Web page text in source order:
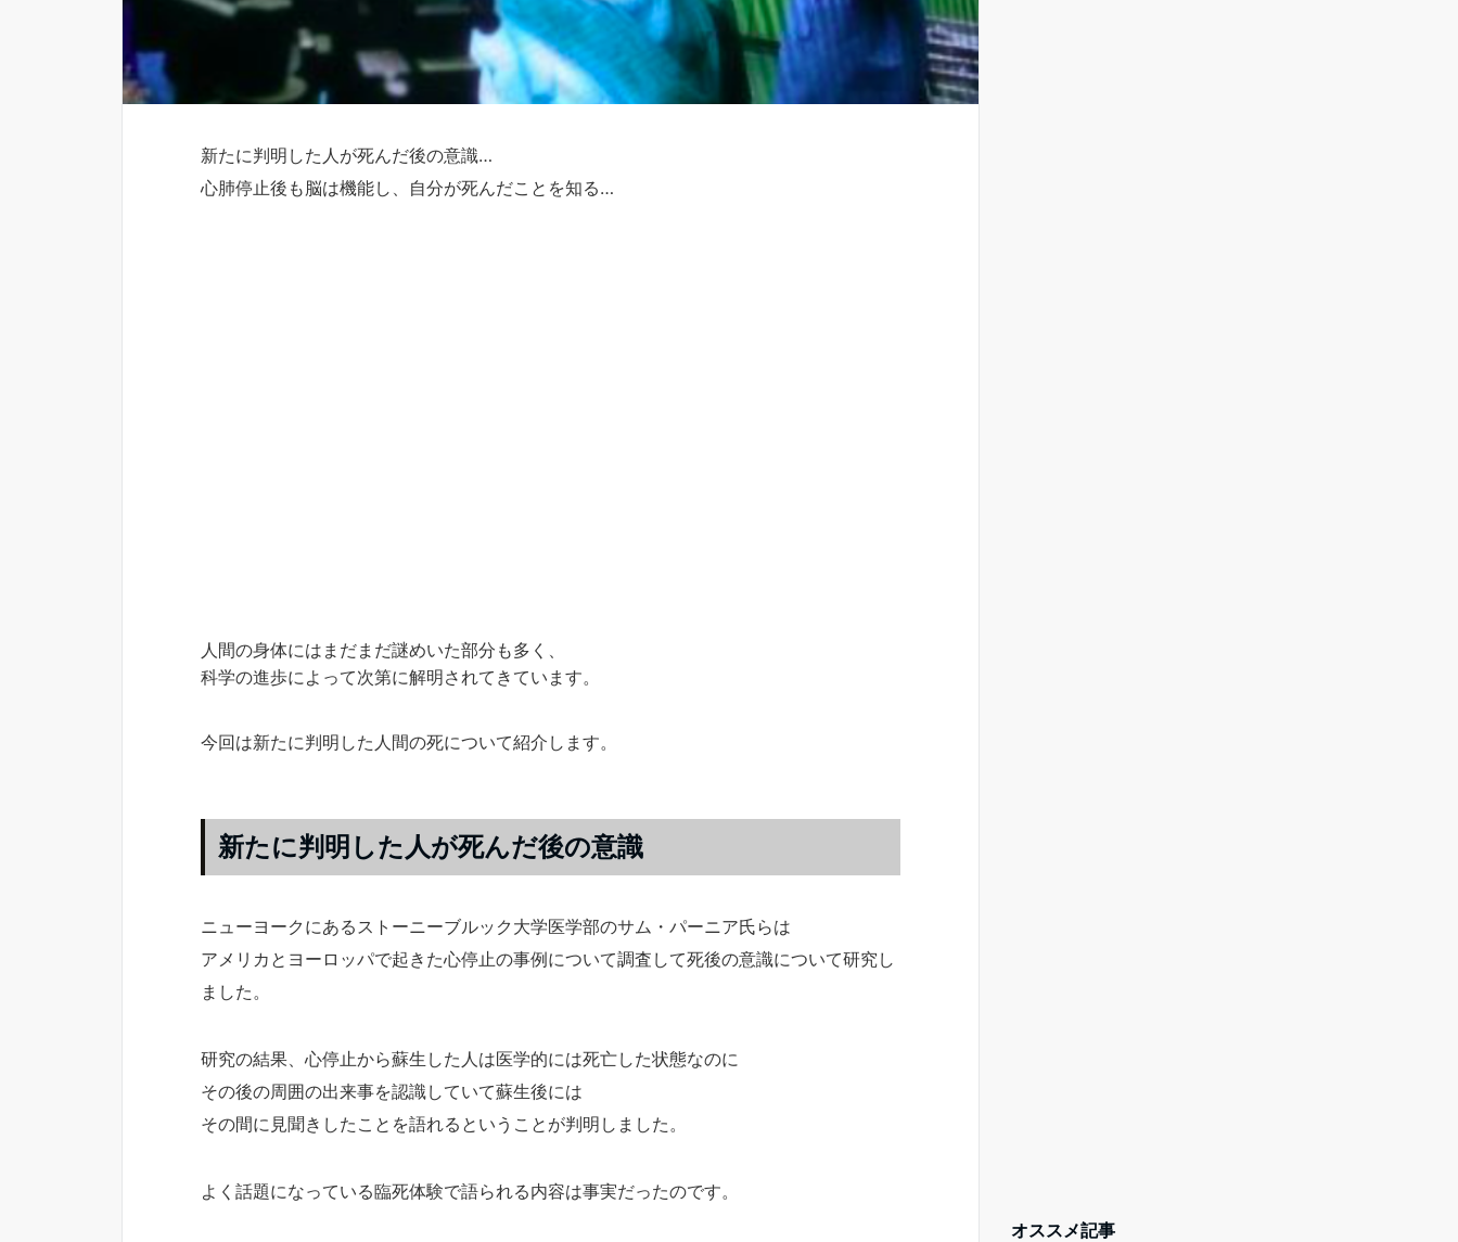
新たに判明した人が死んだ後の意識…
心肺停止後も脳は機能し、自分が死んだことを知る…
人間の身体にはまだまだ謎めいた部分も多く、
科学の進歩によって次第に解明されてきています。
今回は新たに判明した人間の死について紹介します。
新たに判明した人が死んだ後の意識
ニューヨークにあるストーニーブルック大学医学部のサム・パーニア氏らは
アメリカとヨーロッパで起きた心停止の事例について調査して死後の意識について研究し
ました。
研究の結果、心停止から蘇生した人は医学的には死亡した状態なのに
その後の周囲の出来事を認識していて蘇生後には
その間に見聞きしたことを語れるということが判明しました。
よく話題になっている臨死体験で語られる内容は事実だったのです。
オススメ記事